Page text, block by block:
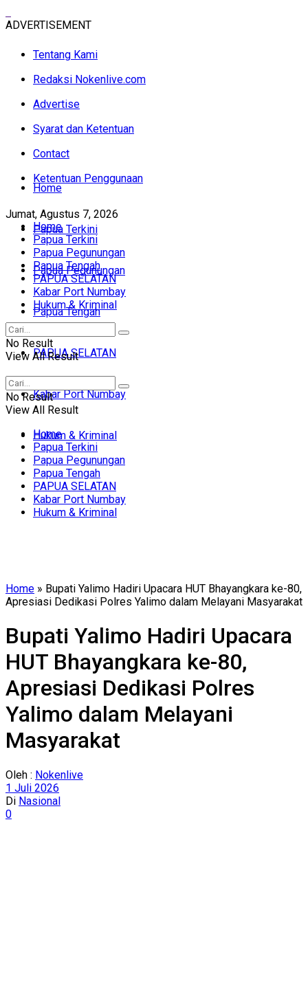
ADVERTISEMENT
Tentang Kami
Redaksi Nokenlive.com
Advertise
Syarat dan Ketentuan
Contact
Ketentuan Penggunaan
Jumat, Agustus 7, 2026
Home
Papua Terkini
Papua Pegunungan
Papua Tengah
PAPUA SELATAN
Kabar Port Numbay
Hukum & Kriminal
Home
Papua Terkini
Papua Pegunungan
Papua Tengah
PAPUA SELATAN
Kabar Port Numbay
Hukum & Kriminal
No Result
View All Result
No Result
View All Result
Home
Papua Terkini
Papua Pegunungan
Papua Tengah
PAPUA SELATAN
Kabar Port Numbay
Hukum & Kriminal
Home » Bupati Yalimo Hadiri Upacara HUT Bhayangkara ke-80,
Apresiasi Dedikasi Polres Yalimo dalam Melayani Masyarakat
Bupati Yalimo Hadiri Upacara
HUT Bhayangkara ke-80,
Apresiasi Dedikasi Polres
Yalimo dalam Melayani
Masyarakat
Oleh : Nokenlive
1 Juli 2026
Di Nasional
0